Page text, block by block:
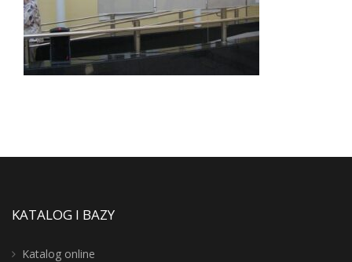
KATALOG I BAZY
Katalog online